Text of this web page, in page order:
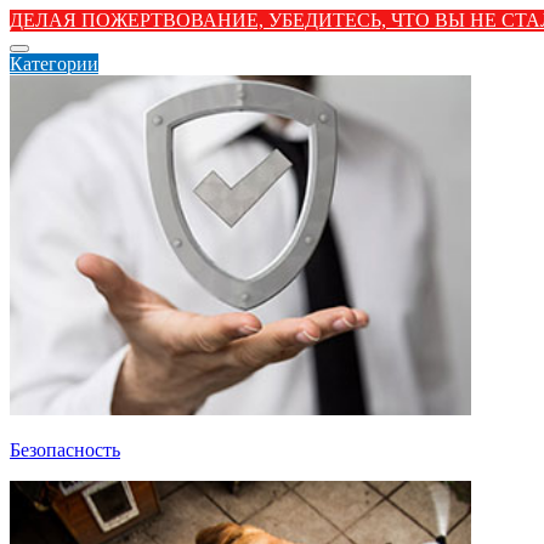
ДЕЛАЯ ПОЖЕРТВОВАНИЕ, УБЕДИТЕСЬ, ЧТО ВЫ НЕ
Категории
Безопасность